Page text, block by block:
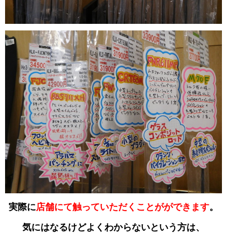
実際に店舗にて触っていただくことがができます。
気にはなるけどよくわからないという方は、